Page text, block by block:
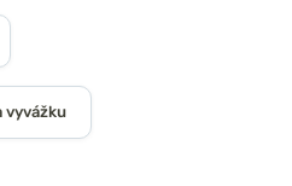
vyvážku